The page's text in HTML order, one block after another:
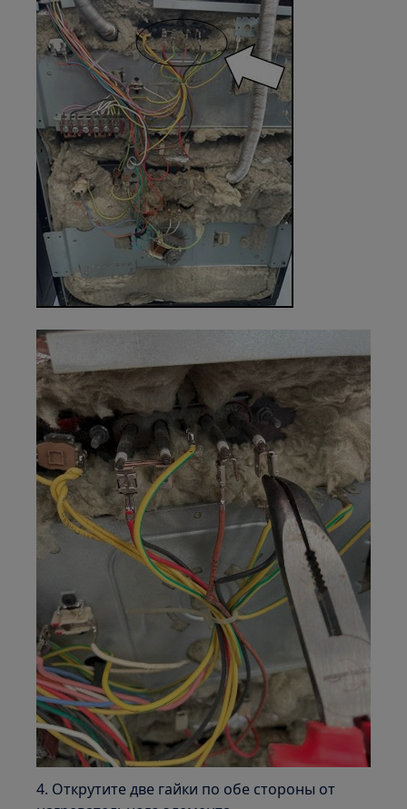
4. Открутите две гайки по обе стороны от